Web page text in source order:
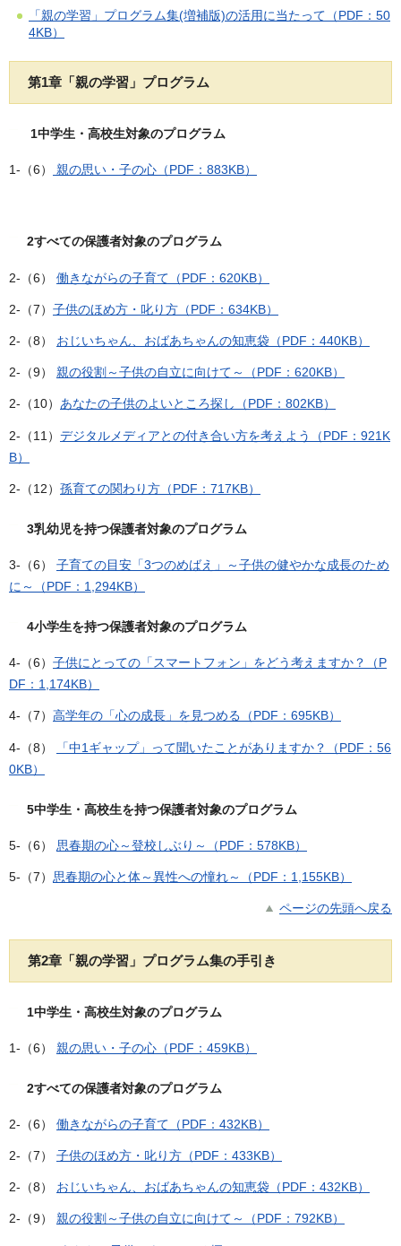
「親の学習」プログラム集(増補版)の活用に当たって（PDF：50
4KB）
第1章「親の学習」プログラム
1中学生・高校生対象のプログラム
1-（6） 親の思い・子の心（PDF：883KB）
2すべての保護者対象のプログラム
2-（6） 働きながらの子育て（PDF：620KB）
2-（7） 子供のほめ方・叱り方（PDF：634KB）
2-（8） おじいちゃん、おばあちゃんの知恵袋（PDF：440KB）
2-（9） 親の役割～子供の自立に向けて～（PDF：620KB）
2-（10） あなたの子供のよいところ探し（PDF：802KB）
2-（11） デジタルメディアとの付き合い方を考えよう（PDF：921K
B）
2-（12） 孫育ての関わり方（PDF：717KB）
3乳幼児を持つ保護者対象のプログラム
3-（6） 子育ての目安「3つのめばえ」～子供の健やかな成長のため
に～（PDF：1,294KB）
4小学生を持つ保護者対象のプログラム
4-（6） 子供にとっての「スマートフォン」をどう考えますか？（P
DF：1,174KB）
4-（7） 高学年の「心の成長」を見つめる（PDF：695KB）
4-（8）
「中1ギャップ」って聞いたことがありますか？（PDF：56
0KB）
5中学生・高校生を持つ保護者対象のプログラム
5-（6） 思春期の心～登校しぶり～（PDF：578KB）
5-（7） 思春期の心と体～異性への憧れ～（PDF：1,155KB）
ページの先頭へ戻る
第2章「親の学習」プログラム集の手引き
1中学生・高校生対象のプログラム
1-（6） 親の思い・子の心（PDF：459KB）
2すべての保護者対象のプログラム
2-（6） 働きながらの子育て（PDF：432KB）
2-（7） 子供のほめ方・叱り方（PDF：433KB）
2-（8） おじいちゃん、おばあちゃんの知恵袋（PDF：432KB）
2-（9） 親の役割～子供の自立に向けて～（PDF：792KB）